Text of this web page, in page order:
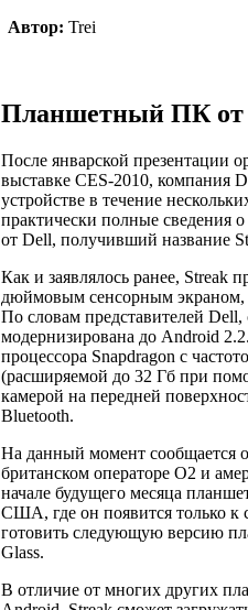
Автор: Trei
Планшетный ПК от
После январской презентации
выставке CES-2010, компания
устройстве в течение
практически полные сведения
от Dell, получивший название
Как и заявлялось ранее, Streak
дюймовым сенсорным
По словам представителей Dell,
модернизирована до Android
процессора Snapdragon с
(расширяемой до 32 Гб при
камерой на передней
Bluetooth.
На данный момент сообщается
британском операторе O2 и
начале будущего месяца
США, где он появится только к
готовить следующую версию
Glass.
В отличие от многих других